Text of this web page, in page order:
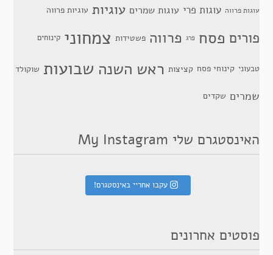
עוגות פרווה עוגות פרי עוגות שמרים עוגיות עוגיות פרווה
פורים פסח פרג פרווה פשטידות צמחוני קינוחים
טבעוני קינוחי פסח קציצות ראש השנה שבועות שוקולד
שמרים שקדים
האינסטגרם שלי My Instagram
עקבו אחריי באינסטגרם!
פוסטים אחרונים